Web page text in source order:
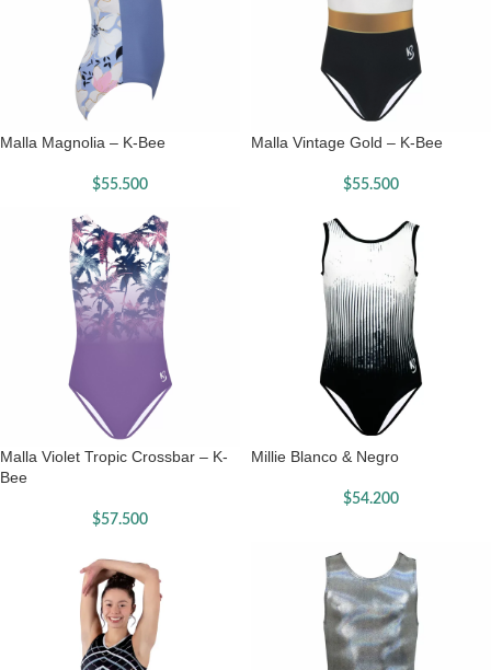
Malla Magnolia – K-Bee
$55.500
Malla Vintage Gold – K-Bee
$55.500
Malla Violet Tropic Crossbar – K-
Bee
$57.500
Millie Blanco & Negro
$54.200